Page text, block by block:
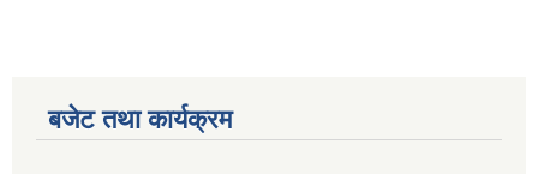
बजेट तथा कार्यक्रम